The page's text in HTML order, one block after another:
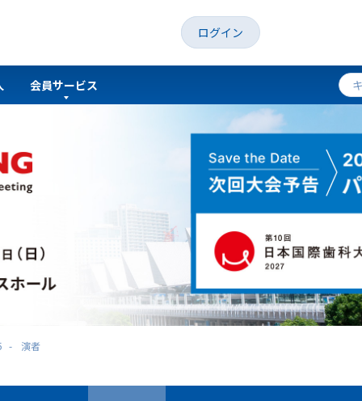
ログイン
会員サービス
演者